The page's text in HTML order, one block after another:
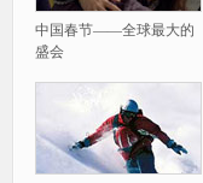
中国春节——全球最大的
盛会